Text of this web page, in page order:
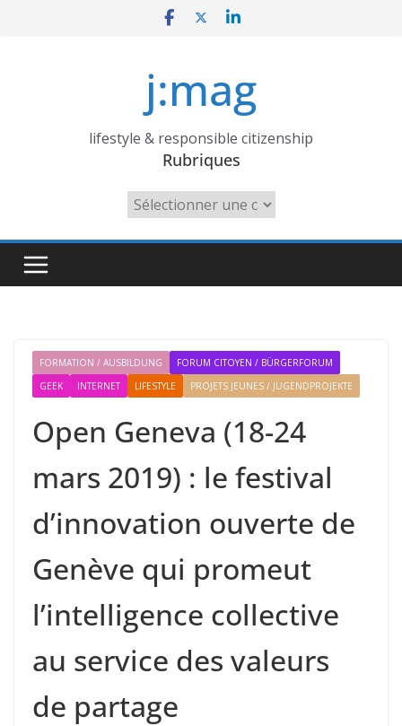
j:mag
lifestyle & responsible citizenship
Rubriques
Rubriques
FORMATION / AUSBILDUNG
FORUM CITOYEN / BÜRGERFORUM
GEEK
INTERNET LIFESTYLE PROJETS JEUNES / JUGENDPROJEKTE
Open Geneva (18-24
mars 2019) : le festival
d’innovation ouverte de
Genève qui promeut
l’intelligence collective
au service des valeurs
de partage